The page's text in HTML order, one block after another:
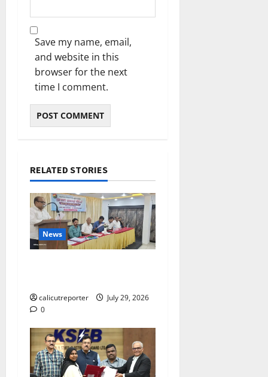
Save my name, email,
and website in this
browser for the next
time I comment.
RELATED STORIES
News
calicutreporter
July 29, 2026
0